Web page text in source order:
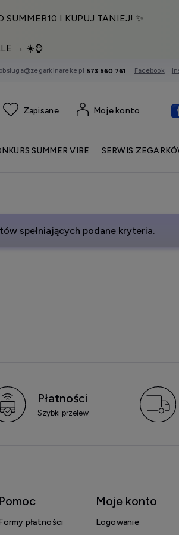
I KUPUJ TANIEJ! ✨
→ ☀️⌚️
obsluga@zegarkinareke.pl 573 560 761 Facebook
Moje konto
SUMMER VIBE
SERWIS
spełniających podane kryteria.
Płatności
Szybki przelew
Pomoc
płatności
Moje konto
Logowanie